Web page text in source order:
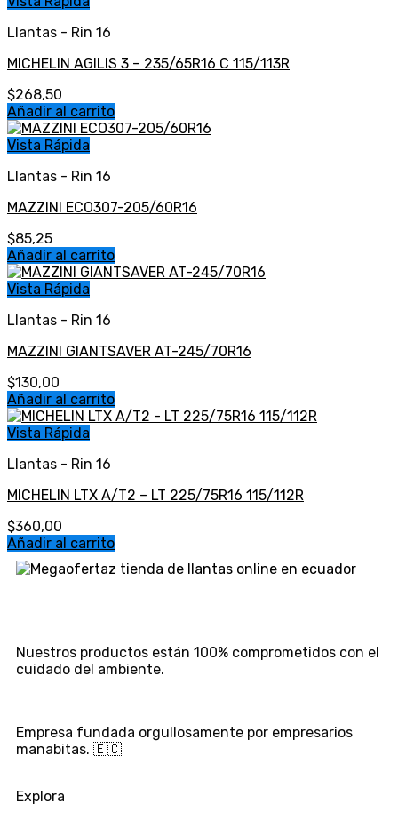
Llantas - Rin 16
MICHELIN AGILIS 3 – 235/65R16 C 115/113R
$268,50
Añadir al carrito
Vista Rápida
Llantas - Rin 16
MAZZINI ECO307-205/60R16
$85,25
Añadir al carrito
Vista Rápida
Llantas - Rin 16
MAZZINI GIANTSAVER AT-245/70R16
$130,00
Añadir al carrito
Vista Rápida
Llantas - Rin 16
MICHELIN LTX A/T2 – LT 225/75R16 115/112R
$360,00
Añadir al carrito
Nuestros productos están 100% comprometidos con el
cuidado del ambiente.
Empresa fundada orgullosamente por empresarios
manabitas. 🇪🇨
Explora